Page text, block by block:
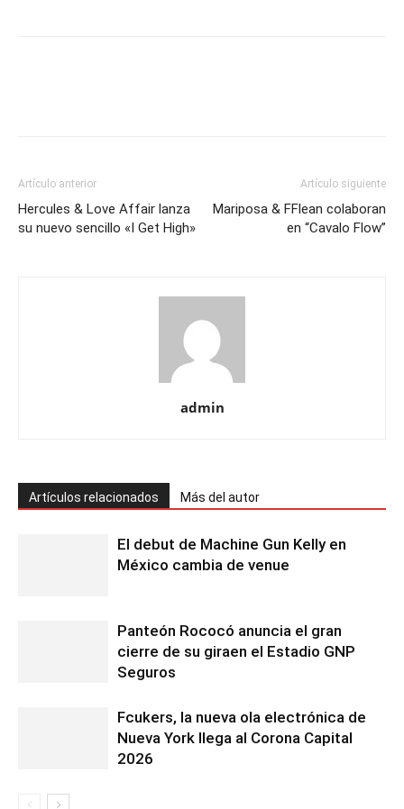
Artículo anterior
Hercules & Love Affair lanza
su nuevo sencillo «I Get High»
Artículo siguiente
Mariposa & FFlean colaboran
en “Cavalo Flow”
admin
Artículos relacionados Más del autor
El debut de Machine Gun Kelly en
México cambia de venue
Panteón Rococó anuncia el gran
cierre de su giraen el Estadio GNP
Seguros
Fcukers, la nueva ola electrónica de
Nueva York llega al Corona Capital
2026